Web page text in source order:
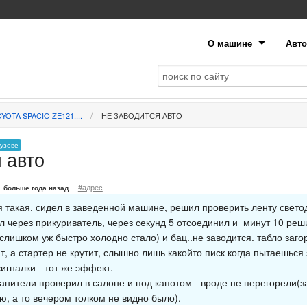
О машине
SPACIO ZE121.... НЕ ЗАВОДИТСЯ АВТО
больше года назад #адрес
такая. сидел в заведенной машине, решил проверить ленту
через прикуриватель, через секунд 5 отсоединил и минут 10
уж быстро холодно стало) и бац..не заводится. табло
а стартер не крутит, слышно лишь какойто писк когда
- тот же эффект.
проверил в салоне и под капотом - вроде не
а то вечером толком не видно было).